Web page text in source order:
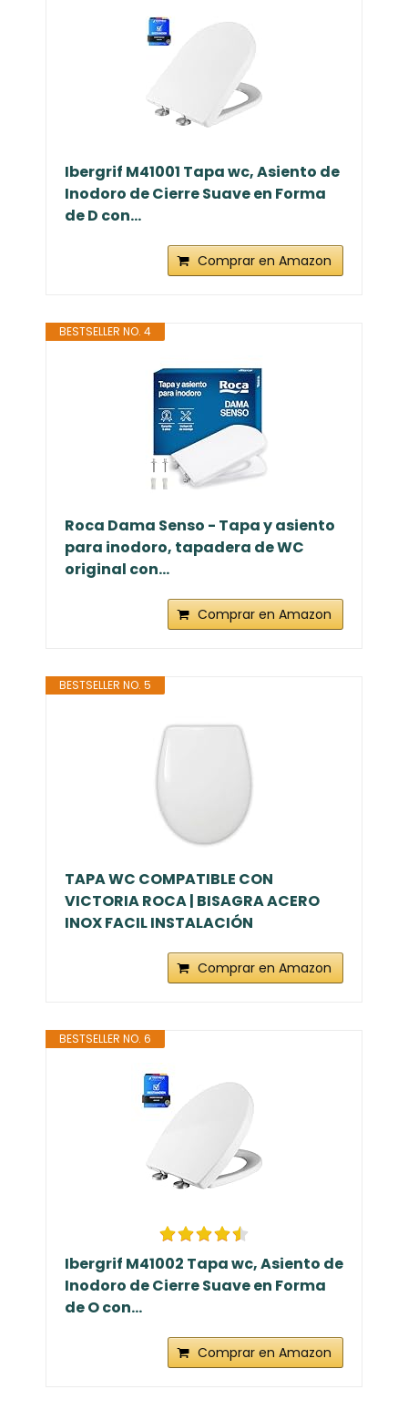
Ibergrif M41001 Tapa wc, Asiento de
Inodoro de Cierre Suave en Forma
de D con...
Comprar en Amazon
BESTSELLER NO. 4
Roca Dama Senso - Tapa y asiento
para inodoro, tapadera de WC
original con...
Comprar en Amazon
BESTSELLER NO. 5
TAPA WC COMPATIBLE CON
VICTORIA ROCA | BISAGRA ACERO
INOX FACIL INSTALACIÓN
Comprar en Amazon
BESTSELLER NO. 6
Ibergrif M41002 Tapa wc, Asiento de
Inodoro de Cierre Suave en Forma
de O con...
Comprar en Amazon